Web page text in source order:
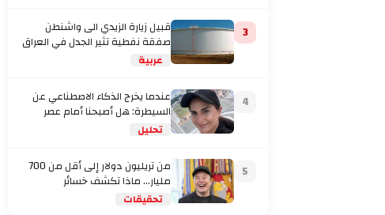
3 قبيل زيارة الزيدي الى واشنطن
صفقة نفطية تثير الجدل في العراق
عربية
4 عندما يخرج الذكاء الاصطناعي عن
السيطرة: هل أصبحنا أمام عصر
تحليل
5 من تريليون دولار إلى أقل من 700
مليار… ماذا تكشف خسائر
تحقيقات